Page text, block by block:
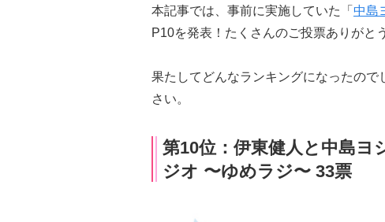
本記事では、事前に実施していた「 中島
P10を発表！たくさんのご投票ありがと
果たしてどんなランキングになったの
さい。
第10位：伊東健人と中島
ジオ 〜ゆめラジ〜 33票